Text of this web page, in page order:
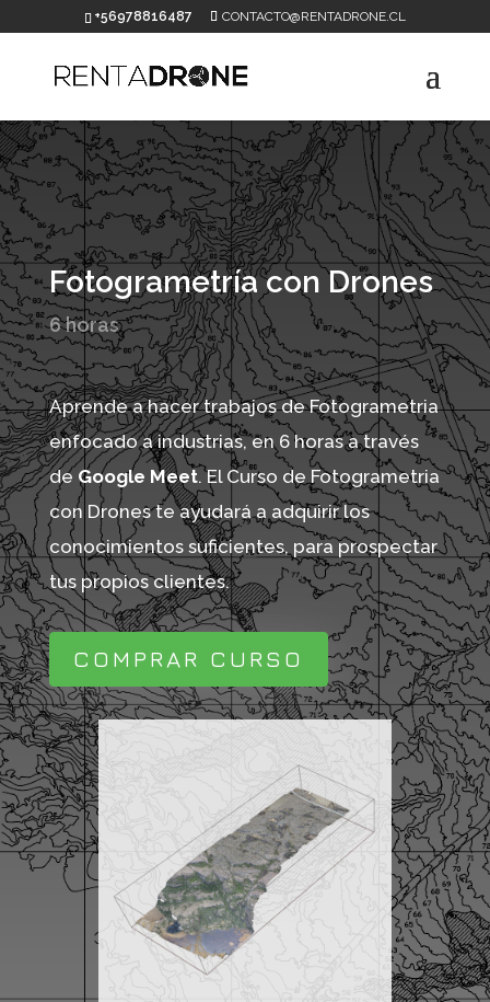
+56978816487 CONTACTO@RENTADRONE.CL
Fotogrametría con Drones
6 horas
Aprende a hacer trabajos de Fotogrametria
enfocado a industrias, en 6 horas a través
de Google Meet. El Curso de Fotogrametria
con Drones te ayudará a adquirir los
conocimientos suficientes, para prospectar
tus propios clientes.
COMPRAR CURSO